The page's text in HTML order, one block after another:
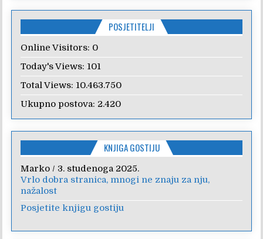
POSJETITELJI
Online Visitors: 0
Today's Views: 101
Total Views: 10.463.750
Ukupno postova: 2.420
KNJIGA GOSTIJU
Marko / 3. studenoga 2025.
Vrlo dobra stranica, mnogi ne znaju za nju,
nažalost
Posjetite knjigu gostiju